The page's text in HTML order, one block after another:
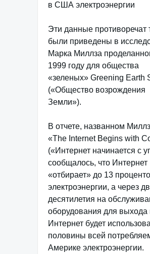
в США электроэнергии
Эти данные противоречат
были приведены в
Марка Миллза
1999 году для общества
«зеленых» Greening Earth
(«Общество возрождения
Земли»).
В отчете, названном
«The Internet Begins with
(«Интернет начинается с
сообщалось, что Интернет
«отбирает» до 13
электроэнергии, а через
десятилетия на
оборудования для выхода
Интернет будет
половины всей
Америке электроэнергии.